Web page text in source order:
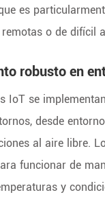
es
o de difícil
robusto en
IoT se
desde
al aire libre.
funcionar de
y